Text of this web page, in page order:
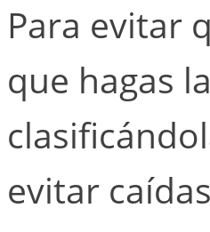
Para evitar
que hagas
evitar